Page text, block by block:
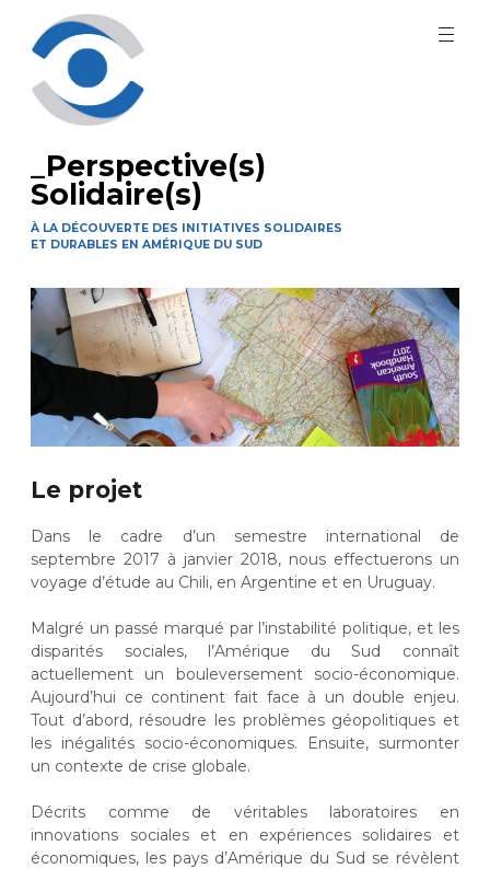
au
contenu
principal
_Perspective(s)
Solidaire(s)
À LA DÉCOUVERTE DES INITIATIVES SOLIDAIRES
ET DURABLES EN AMÉRIQUE DU SUD
Le projet
Dans le cadre d’un semestre international de
septembre 2017 à janvier 2018, nous effectuerons un
voyage d’étude au Chili, en Argentine et en Uruguay.
Malgré un passé marqué par l’instabilité politique, et les
disparités sociales, l’Amérique du Sud connaît
actuellement un bouleversement socio-économique.
Aujourd’hui ce continent fait face à un double enjeu.
Tout d’abord, résoudre les problèmes géopolitiques et
les inégalités socio-économiques. Ensuite, surmonter
un contexte de crise globale.
Décrits comme de véritables laboratoires en
innovations sociales et en expériences solidaires et
économiques, les pays d’Amérique du Sud se révèlent